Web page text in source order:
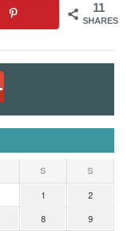
11
SHARES
S S
1
2
8
9